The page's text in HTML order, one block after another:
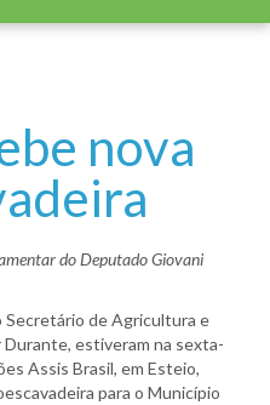
nova
do Deputado Giovani
de Agricultura e
estiveram na sexta-
Assis Brasil, em Esteio,
para o Município